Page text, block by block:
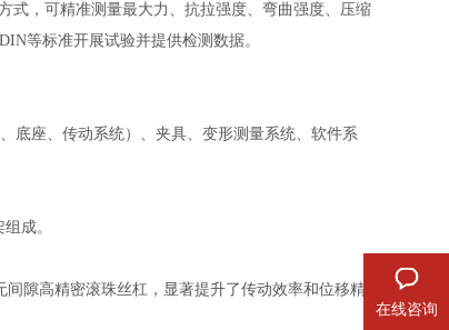
式，可精准测量最大力、抗拉强度、弯曲强度、压缩
等标准开展试验并提供检测数据。
座、传动系统）、夹具、变形测量系统、软件系
成。
隙高精密滚珠丝杠，显著提升了传动效率和位移精
在线咨询